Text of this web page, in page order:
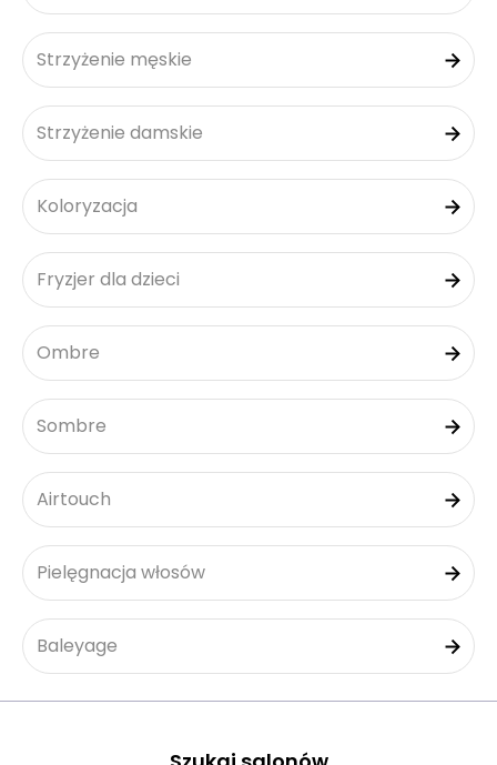
Strzyżenie męskie
Strzyżenie damskie
Koloryzacja
Fryzjer dla dzieci
Ombre
Sombre
Airtouch
Pielęgnacja włosów
Baleyage